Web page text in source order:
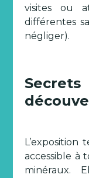
visites ou
différentes
négliger).
L’exposition
accessible à
minéraux.